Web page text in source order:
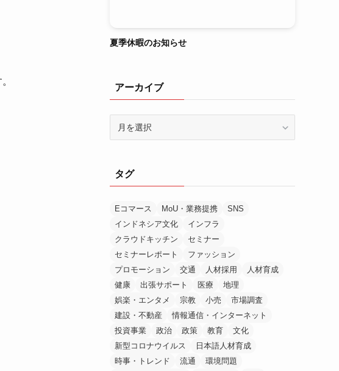
夏季休暇のお知らせ
アーカイブ
ブタグ
Eコマース MoU・業務提携
SNS
インドネシア文化
インフラ
クラウドキッチン
セミナー
セミナーレポート
ファッション
プロモーション
交通 人材採用
人材育成
健康
出張サポート 医療
地理
娯楽・エンタメ
宗教 小売
市場調査
建設・不動産
情報通信・インターネット
投資事業
政治 政策 教育
文化
新型コロナウイルス
日本語人材育成
時事・トレンド
流通
環境問題